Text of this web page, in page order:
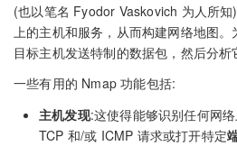
(也以笔名 Fyodor Vaskovich 为人所
上的主机和服务，从而构建网络地图
目标主机发送特制的数据包，然后分析
一些有用的 Nmap 功能包括:
主机发现:这使得能够识别任何网
TCP 和/或 ICMP 请求或打开特定